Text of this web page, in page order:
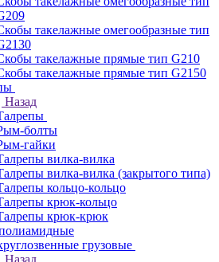
такелажные омегообразные тип
такелажные прямые тип G210
такелажные прямые тип G2150
Назад
болты
гайки
вилка-вилка
вилка-вилка (закрытого типа)
кольцо-кольцо
крюк-кольцо
крюк-крюк
грузовые
Назад